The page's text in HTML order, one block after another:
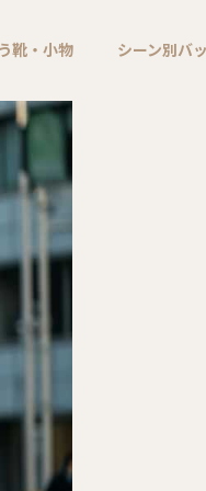
靴・小物 シーン別バ